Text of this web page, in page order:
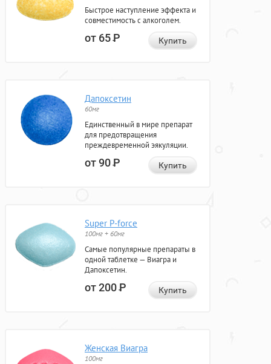
Быстрое наступление эффекта и
совместимость с алкоголем.
от 65Р Купить
Дапоксетин
60мг
Единственный в мире препарат
для предотвращения
преждевременной эякуляции.
от 90Р Купить
Super P-force
100мг + 60мг
Самые популярные препараты в
одной таблетке — Виагра и
Дапоксетин.
от 200Р Купить
Женская Виагра
100мг